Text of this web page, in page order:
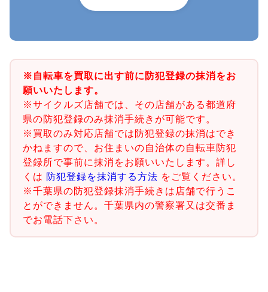
※自転車を買取に出す前に防犯登録の抹消をお
願いいたします。
※サイクルズ店舗では、その店舗がある都道府
県の防犯登録のみ抹消手続きが可能です。
※買取のみ対応店舗では防犯登録の抹消はでき
かねますので、お住まいの自治体の自転車防犯
登録所で事前に抹消をお願いいたします。詳し
くは 防犯登録を抹消する方法 をご覧ください。
※千葉県の防犯登録抹消手続きは店舗で行うこ
とができません。千葉県内の警察署又は交番ま
でお電話下さい。